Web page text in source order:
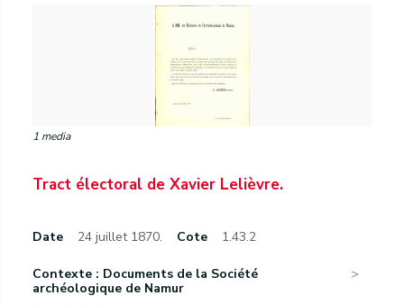
1 media
Tract électoral de Xavier Lelièvre.
Date 24 juillet 1870. Cote 1.43.2
Contexte : Documents de la Société
archéologique de Namur